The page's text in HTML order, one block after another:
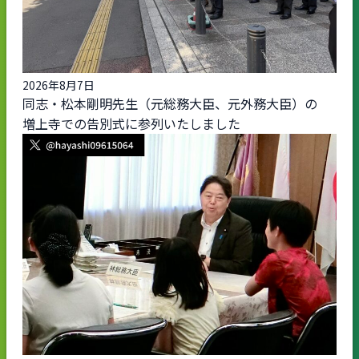
2026年8月7日
同志・松本剛明先生（元総務大臣、元外務大臣）の
増上寺での告別式に参列いたしました